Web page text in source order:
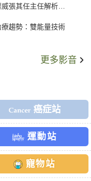
張其任主任解析支
趨勢：雙能量技術
更多影音
癌症站
運動站
寵物站